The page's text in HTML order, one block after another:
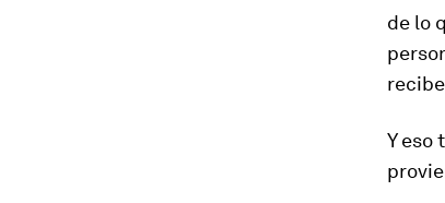
de lo
Y eso